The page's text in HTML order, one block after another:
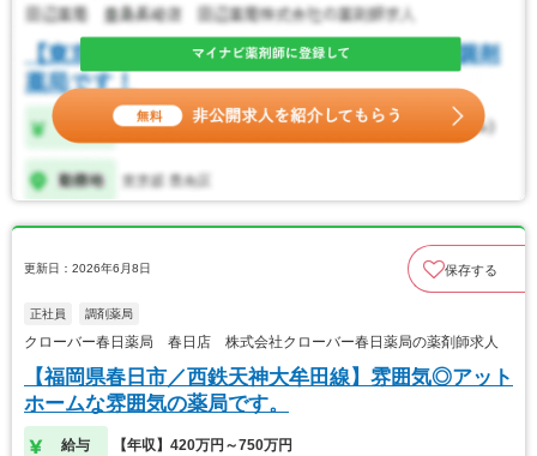
更新日：2026年6月8日 保存する
正社員 調剤薬局
クローバー春日薬局 春日店 株式会社クローバー春日薬局の薬剤師求人
【福岡県春日市／西鉄天神大牟田線】雰囲気◎アット
ホームな雰囲気の薬局です。
給与 【年収】420万円～750万円